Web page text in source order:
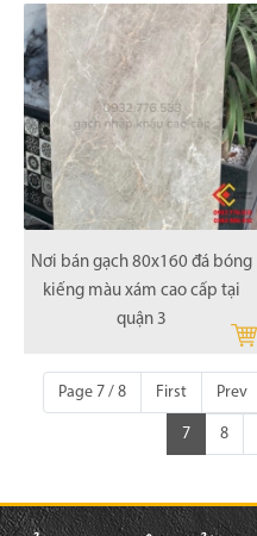
Nơi bán gạch 80x160 đá bóng
kiếng màu xám cao cấp tại
quận 3
Page 7 / 8 First Prev
7 8